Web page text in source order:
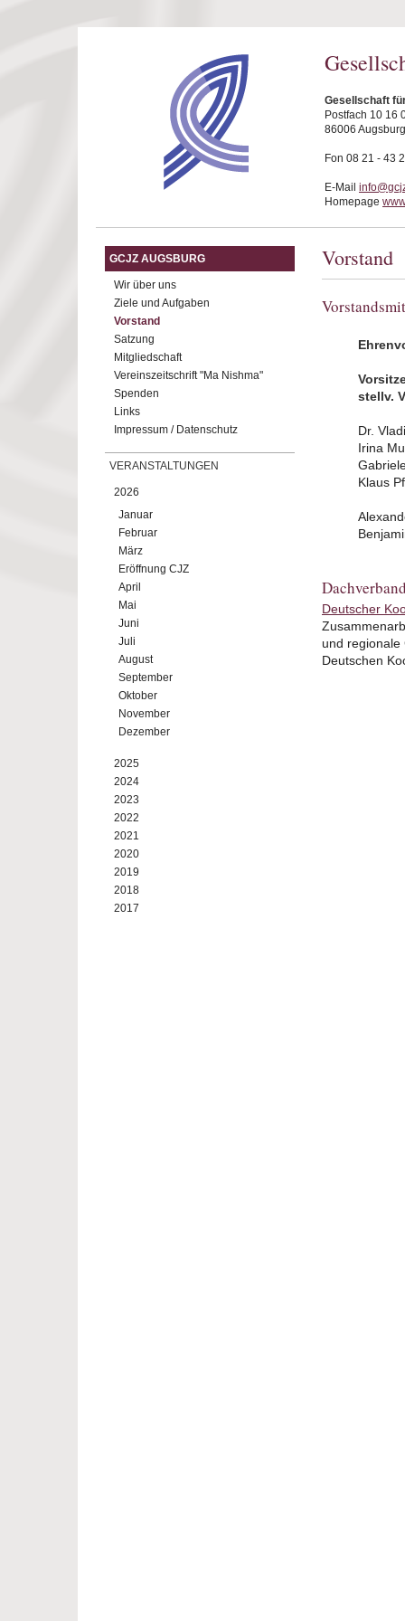
Gesellschaft
Postfach 10 16
86006 Augsburg
Fon 08 21 - 43
E-Mail
Homepage
GCJZ AUGSBURG
Wir über uns
Ziele und Aufgaben
Vorstand
Satzung
Mitgliedschaft
Vereinszeitschrift "Ma Nishma"
Spenden
Links
Impressum / Datenschutz
VERANSTALTUNGEN
2026
Januar
Februar
März
Eröffnung CJZ
April
Mai
Juni
Juli
August
September
Oktober
November
Dezember
2025
2024
2023
2022
2021
2020
2019
2018
2017
Vorstand
stellv.
Dr.
Irina
Klaus
Deutscher
und regionale
Deutschen